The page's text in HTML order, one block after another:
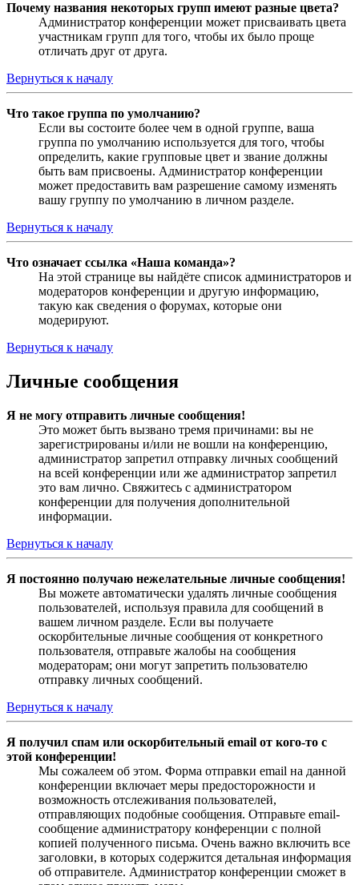
Почему названия некоторых групп имеют разные цвета?
Администратор конференции может присваивать цвета
участникам групп для того, чтобы их было проще
отличать друг от друга.
Вернуться к началу
Что такое группа по умолчанию?
Если вы состоите более чем в одной группе, ваша
группа по умолчанию используется для того, чтобы
определить, какие групповые цвет и звание должны
быть вам присвоены. Администратор конференции
может предоставить вам разрешение самому изменять
вашу группу по умолчанию в личном разделе.
Вернуться к началу
Что означает ссылка «Наша команда»?
На этой странице вы найдёте список администраторов и
модераторов конференции и другую информацию,
такую как сведения о форумах, которые они
модерируют.
Вернуться к началу
Личные сообщения
Я не могу отправить личные сообщения!
Это может быть вызвано тремя причинами: вы не
зарегистрированы и/или не вошли на конференцию,
администратор запретил отправку личных сообщений
на всей конференции или же администратор запретил
это вам лично. Свяжитесь с администратором
конференции для получения дополнительной
информации.
Вернуться к началу
Я постоянно получаю нежелательные личные сообщения!
Вы можете автоматически удалять личные сообщения
пользователей, используя правила для сообщений в
вашем личном разделе. Если вы получаете
оскорбительные личные сообщения от конкретного
пользователя, отправьте жалобы на сообщения
модераторам; они могут запретить пользователю
отправку личных сообщений.
Вернуться к началу
Я получил спам или оскорбительный email от кого-то с
этой конференции!
Мы сожалеем об этом. Форма отправки email на данной
конференции включает меры предосторожности и
возможность отслеживания пользователей,
отправляющих подобные сообщения. Отправьте email-
сообщение администратору конференции с полной
копией полученного письма. Очень важно включить все
заголовки, в которых содержится детальная информация
об отправителе. Администратор конференции сможет в